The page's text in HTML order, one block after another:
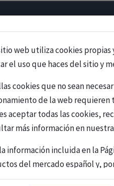
web utiliza cookies propias
el uso que haces del sitio y
cookies que no sean
de la web requieren
aceptar todas las cookies,
más información en nuestra
información incluida en la
del mercado español y,
sanitarios legalmente